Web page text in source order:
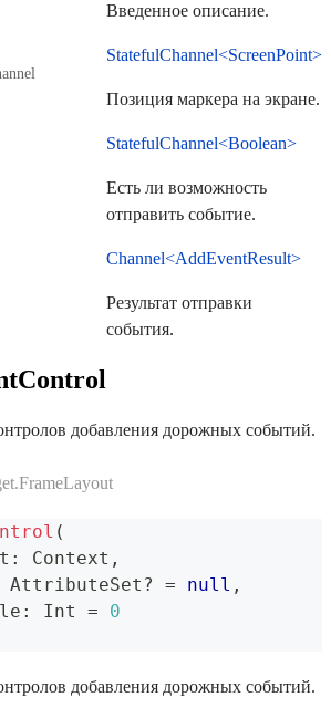
Введенное описание.
StatefulChannel<ScreenPoint>
Позиция маркера на экране.
StatefulChannel<Boolean>
Есть ли возможность
отправить событие.
Channel<AddEventResult>
Результат отправки
события.
добавления дорожных событий.
(
: Context ,
AttributeSet ? = null ,
: Int =
0
добавления дорожных событий.